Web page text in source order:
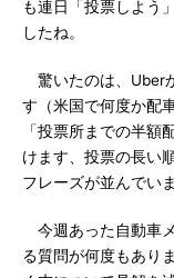
も連日「投票しよう
したね。
驚いたのは、Uber
す（米国で何度か配
「投票所までの半額
けます、投票の長い
フレーズが並んでい
今週あった自動車
る質問が何度もあり